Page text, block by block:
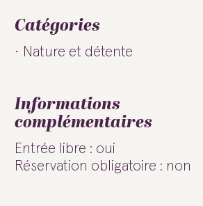
Catégories
Nature et détente
Informations
complémentaires
Entrée libre : oui
Réservation obligatoire : non